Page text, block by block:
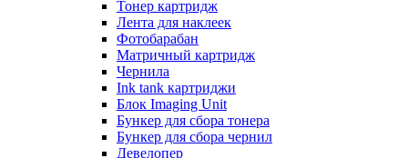
Тонер картридж
Лента для наклеек
Фотобарабан
Матричный картридж
Чернила
Ink tank картриджи
Блок Imaging Unit
Бункер для сбора тонера
Бункер для сбора чернил
Девелопер